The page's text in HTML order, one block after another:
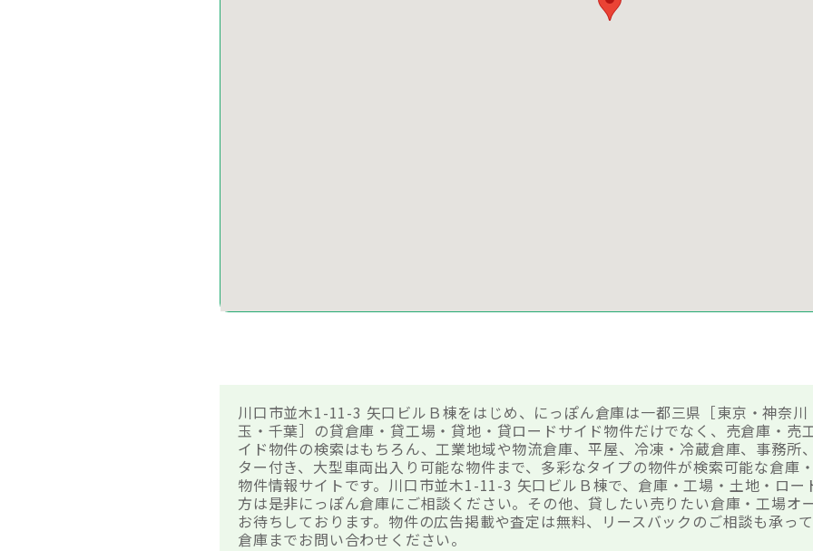
川口市並木1-11-3 矢口ビルＢ棟をはじめ、にっぽん倉庫は一都三県［東京・神奈
玉・千葉］の貸倉庫・貸工場・貸地・貸ロードサイド物件だけでなく、売倉庫・売
イド物件の検索はもちろん、工業地域や物流倉庫、平屋、冷凍・冷蔵倉庫、事務所
ター付き、大型車両出入り可能な物件まで、多彩なタイプの物件が検索可能な倉庫
物件情報サイトです。川口市並木1-11-3 矢口ビルＢ棟で、倉庫・工場・土地・ロ
方は是非にっぽん倉庫にご相談ください。その他、貸したい売りたい倉庫・工場オ
お待ちしております。物件の広告掲載や査定は無料、リースバックのご相談も承っ
倉庫までお問い合わせください。